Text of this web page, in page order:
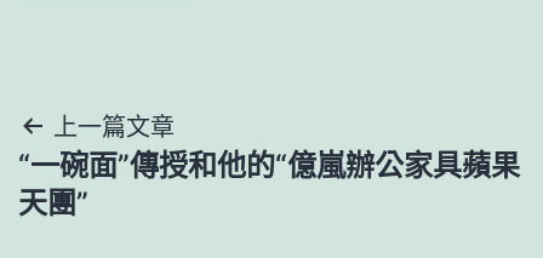
文
章
上一篇文章
“一碗面”傳授和他的“億嵐辦公家具蘋果
天團”